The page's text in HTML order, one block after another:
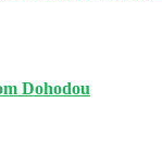
Dohodou